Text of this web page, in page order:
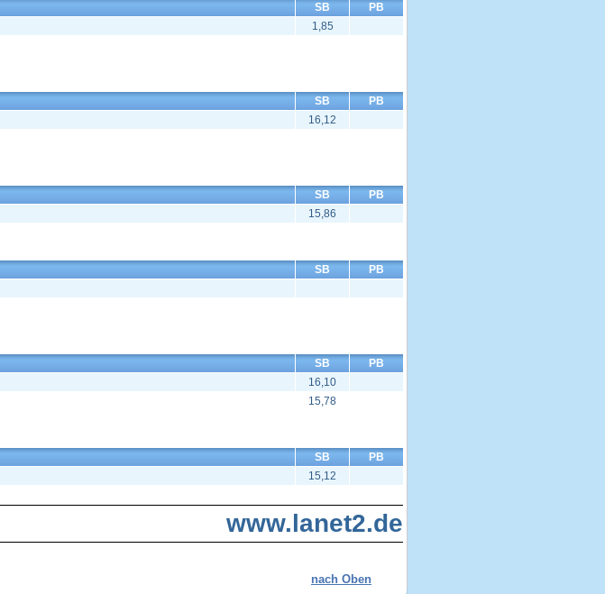
SB
PB
1,85
SB
PB
16,12
SB
PB
15,86
SB
PB
SB
PB
16,10
15,78
SB
PB
15,12
www.lanet2.de
nach Oben